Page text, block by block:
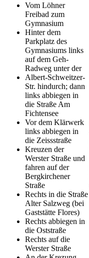
Vom Löhner
Freibad zum
Gymnasium
Hinter dem
Parkplatz des
Gymnasiums links
auf dem Geh-
Radweg unter der
Albert-Schweitzer-
Str. hindurch; dann
links abbiegen in
die Straße Am
Fichtensee
Vor dem Klärwerk
links abbiegen in
die Zeissstraße
Kreuzen der
Werster Straße und
fahren auf der
Bergkirchener
Straße
Rechts in die Straße
Alter Salzweg (bei
Gaststätte Flores)
Rechts abbiegen in
die Oststraße
Rechts auf die
Werster Straße